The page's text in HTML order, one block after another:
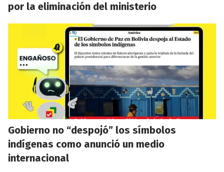
por la eliminación del ministerio
Gobierno no “despojó” los símbolos
indígenas como anunció un medio
internacional